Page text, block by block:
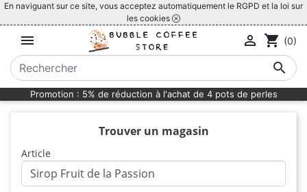
En naviguant sur ce site, vous acceptez automatiquement le RGPD et la loi sur
les cookies


 shopping_cart (0)
Promotion : 5% de réduction à l'achat de 4 pots de perles
Trouver un magasin
Article